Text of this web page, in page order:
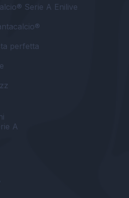
Serie A Enilive
perfetta
A